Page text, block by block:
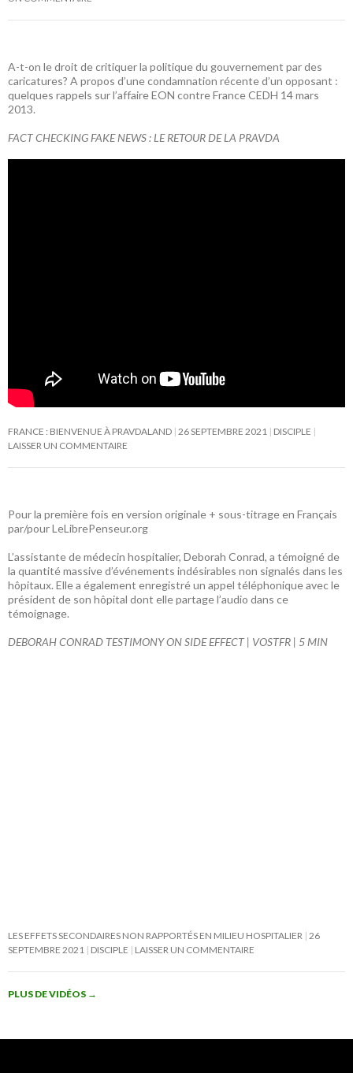
A-t-on le droit de critiquer la politique du gouvernement par des
caricatures? A propos d’une condamnation récente d’un opposant :
quelques rappels sur l’affaire EON contre France CEDH 14 mars
2013.
FACT CHECKING FAKE NEWS : LE RETOUR DE LA PRAVDA
FRANCE : BIENVENUE À PRAVDALAND 26 SEPTEMBRE 2021 DISCIPLE
LAISSER UN COMMENTAIRE
Pour la première fois en version originale + sous-titrage en Français
par/pour LeLibrePenseur.org
L’assistante de médecin hospitalier, Deborah Conrad, a témoigné de
la quantité massive d’événements indésirables non signalés dans les
hôpitaux. Elle a également enregistré un appel téléphonique avec le
président de son hôpital dont elle partage l’audio dans ce
témoignage.
DEBORAH CONRAD TESTIMONY ON SIDE EFFECT | VOSTFR | 5 MIN
LES EFFETS SECONDAIRES NON RAPPORTÉS EN MILIEU HOSPITALIER 26
SEPTEMBRE 2021 DISCIPLE LAISSER UN COMMENTAIRE
PLUS DE VIDÉOS →